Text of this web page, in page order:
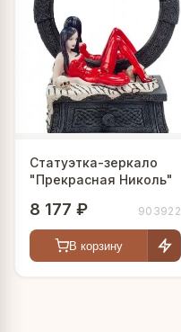
Статуэтка-зеркало
"Прекрасная Николь"
8 177 ₽ 903922
В корзину